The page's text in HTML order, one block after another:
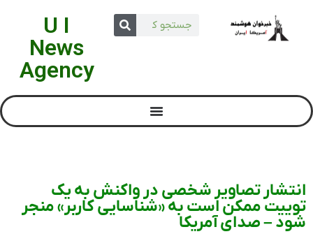
U I
News
Agency
انتشار تصاویر شخصی در واکنش به یک
توییت ممکن است به «شناسایی کاربر» منجر
شود – صدای آمریکا